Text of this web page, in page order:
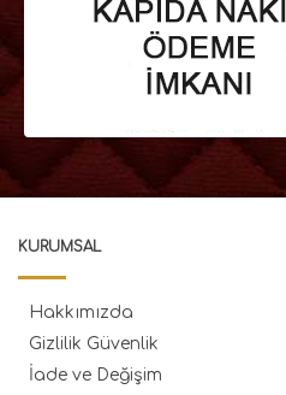
KURUMSAL
Hakkımızda
Gizlilik Güvenlik
İade ve Değişim